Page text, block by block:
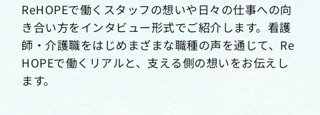
ReHOPEで働くスタッフの想いや日々の仕事への向
き合い方をインタビュー形式でご紹介します。看護
師・介護職をはじめまざまな職種の声を通じて、Re
HOPEで働くリアルと、支える側の想いをお伝えし
ます。